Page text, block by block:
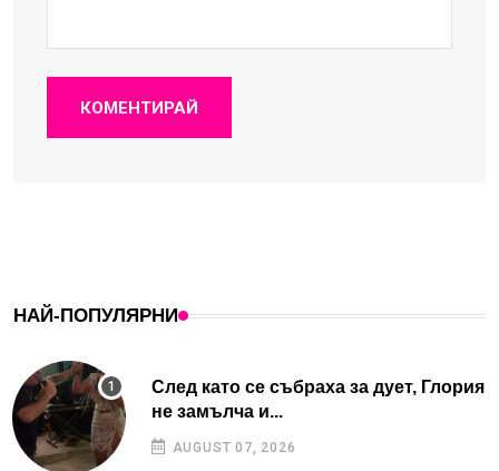
КОМЕНТИРАЙ
НАЙ-ПОПУЛЯРНИ
След като се събраха за дует, Глория
не замълча и...
AUGUST 07, 2026